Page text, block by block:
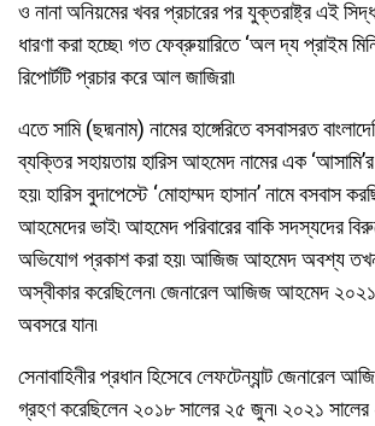
ও নানা অনিয়মের খবর প্রচারের পর যুক্তরাষ্ট্র এই
ধারণা করা হচ্ছে৷ গত ফেব্রুয়ারিতে ‘অল দ্য প্রাইম
রিপোর্টটি প্রচার করে আল জাজিরা৷
এতে সামি (ছদ্মনাম) নামের হাঙ্গেরিতে বসবাসরত
ব্যক্তির সহায়তায় হারিস আহমেদ নামের এক
হয়৷ হারিস বুদাপেস্টে ‘মোহাম্মদ হাসান’ নামে বসবাস
আহমেদের ভাই৷ আহমেদ পরিবারের বাকি সদস্যদের
অভিযোগ প্রকাশ করা হয়৷ আজিজ আহমেদ অবশ্য
অস্বীকার করেছিলেন৷ জেনারেল আজিজ আহমেদ
অবসরে যান৷
সেনাবাহিনীর প্রধান হিসেবে লেফটেন্যান্ট জেনারেল
গ্রহণ করেছিলেন ২০১৮ সালের ২৫ জুন৷ ২০২১